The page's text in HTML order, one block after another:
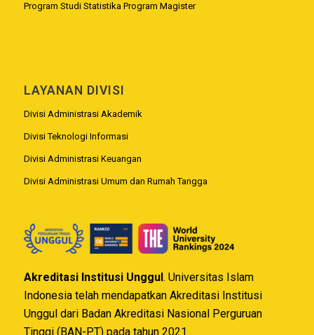
Program Studi Statistika Program Magister
LAYANAN DIVISI
Divisi Administrasi Akademik
Divisi Teknologi Informasi
Divisi Administrasi Keuangan
Divisi Administrasi Umum dan Rumah Tangga
Akreditasi Institusi Unggul . Universitas Islam
Indonesia telah mendapatkan Akreditasi Institusi
Unggul dari Badan Akreditasi Nasional Perguruan
Tinggi (BAN-PT) pada tahun 2021.